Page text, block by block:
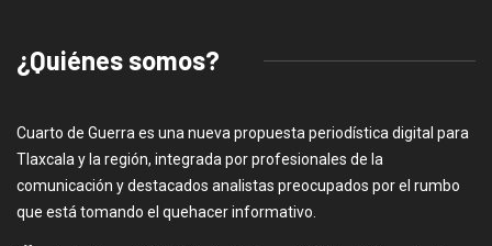
¿Quiénes somos?
Cuarto de Guerra es una nueva propuesta periodística digital para
Tlaxcala y la región, integrada por profesionales de la
comunicación y destacados analistas preocupados por el rumbo
que está tomando el quehacer informativo.